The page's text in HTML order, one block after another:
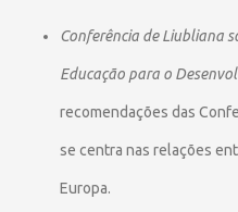
Conferência de Liubliana
Educação para o
recomendações das
se centra nas relações
Europa.